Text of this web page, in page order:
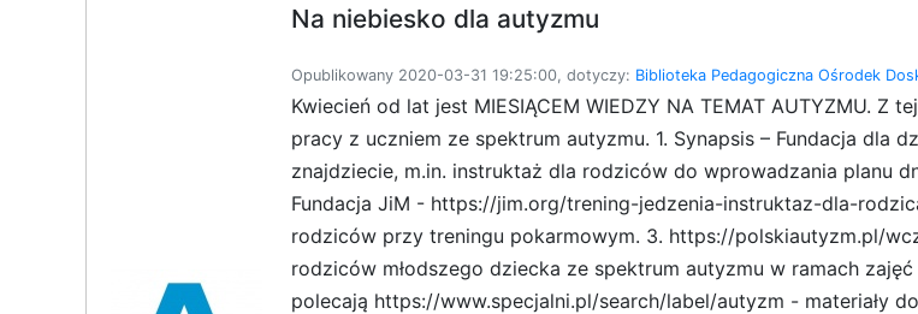
Na niebiesko dla autyzmu
Opublikowany 2020-03-31 19:25:00, dotyczy: Biblioteka Pedagogiczna Ośrodek
Kwiecień od lat jest MIESIĄCEM WIEDZY NA TEMAT AUTYZMU. Z
pracy z uczniem ze spektrum autyzmu. 1. Synapsis – Fundacja dla
znajdziecie, m.in. instruktaż dla rodziców do wprowadzania planu
Fundacja JiM - https://jim.org/trening-jedzenia-instruktaz-dla-
rodziców przy treningu pokarmowym. 3. https://polskiautyzm.pl/
rodziców młodszego dziecka ze spektrum autyzmu w ramach
polecają https://www.specjalni.pl/search/label/autyzm - materiały